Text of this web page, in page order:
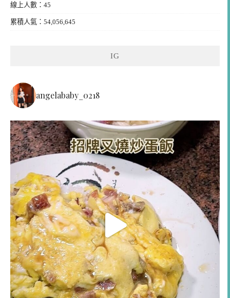
線上人數：45
累積人氣：54,056,645
IG
angelababy_0218